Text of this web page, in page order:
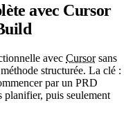
avec Cursor
avec Cursorsans
structurée. La clé :
par un PRD
puis seulement